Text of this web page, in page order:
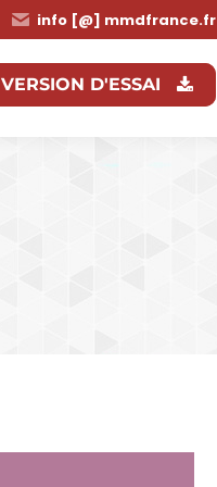
info [@] mmdfrance.fr
VERSION D'ESSAI